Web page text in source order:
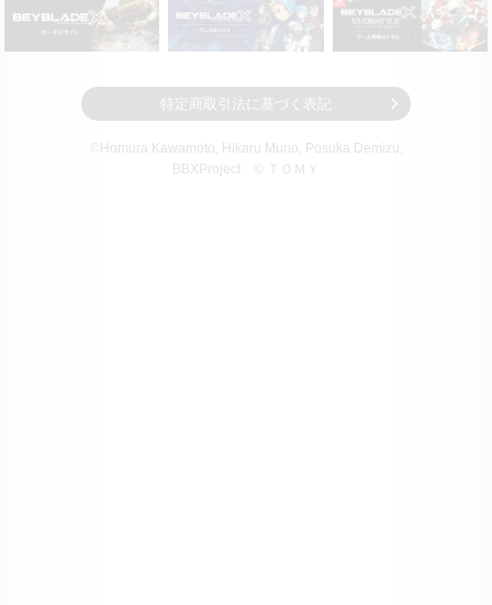
特定商取引法に基づく表記
©Homura Kawamoto, Hikaru Muno, Posuka Demizu,
BBXProject © ＴＯＭＹ